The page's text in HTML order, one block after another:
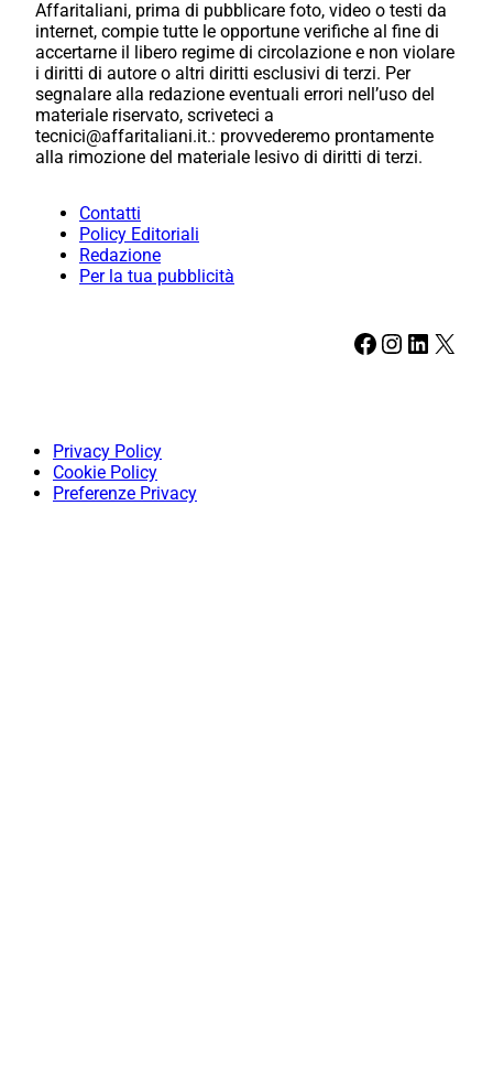
Affaritaliani, prima di pubblicare foto, video o testi da
internet, compie tutte le opportune verifiche al fine di
accertarne il libero regime di circolazione e non violare
i diritti di autore o altri diritti esclusivi di terzi. Per
segnalare alla redazione eventuali errori nell’uso del
materiale riservato, scriveteci a
tecnici@affaritaliani.it.: provvederemo prontamente
alla rimozione del materiale lesivo di diritti di terzi.
Contatti
Policy Editoriali
Redazione
Per la tua pubblicità
Facebook Instagram LinkedIn X
Privacy Policy
Cookie Policy
Preferenze Privacy